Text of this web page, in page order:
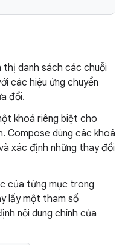
thị danh sách các chuỗi
các hiệu ứng chuyển
đổi.
khoá riêng biệt cho
Compose dùng các khoá
xác định những thay đổi
của từng mục trong
lấy một tham số
nội dung chính của